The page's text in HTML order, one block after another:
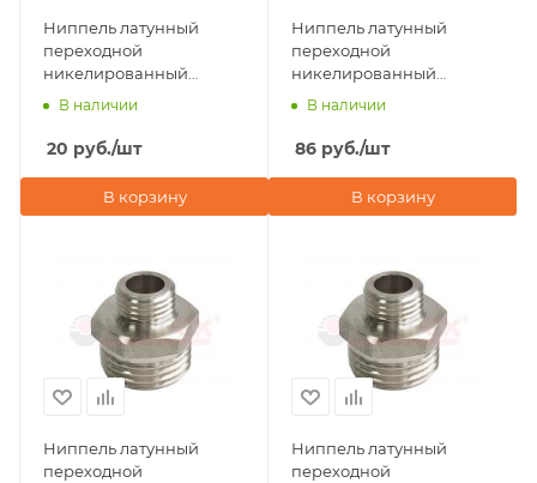
Ниппель латунный
переходной
никелированный
3/8"х1/4" наружная
В наличии
20 руб./шт
В корзину
Ниппель латунный
переходной
никелированный
3/4"х1/2" наружная
В наличии
86 руб./шт
В корзину
Ниппель латунный
переходной
Ниппель латунный
переходной